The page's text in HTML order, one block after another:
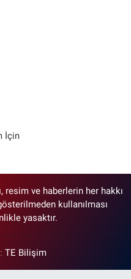
İçin
resim ve haberlerin her hakkı
kullanılması
yasaktır.
: TE Bilişim